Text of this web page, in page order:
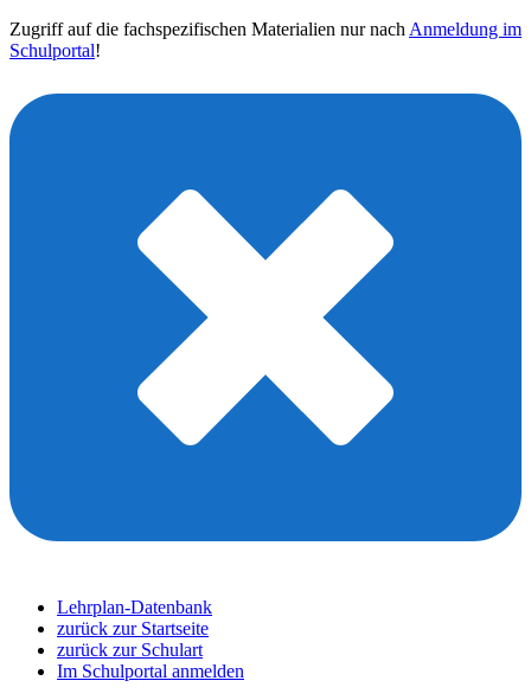
Zugriff auf die fachspezifischen Materialien nur nach Anmeldung im
Schulportal!
Lehrplan-Datenbank
zurück zur Startseite
zurück zur Schulart
Im Schulportal anmelden